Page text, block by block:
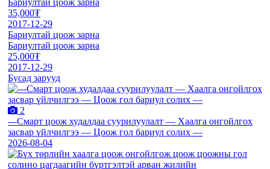
35,000₮
2017-12-29
Бариултай цоож зарна
Бариултай цоож зарна
25,000₮
2017-12-29
Бусад зарууд
2
---Смарт цоож худалдаа суурилуулалт — Хаалга онгойлгох
засвар үйлчилгээ — Цоож гол бариул солих —
2026-08-04